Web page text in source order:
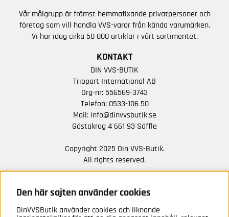
Vår målgrupp är främst hemmafixande privatpersoner och
företag som vill handla VVS-varor från kända varumärken.
Vi har idag cirka 50 000 artiklar i vårt sortimentet.
KONTAKT
DIN VVS-BUTIK
Triopart International AB
Org-nr: 556569-3743
Telefon: 0533-106 50
Mail: info@dinvvsbutik.se
Göstakrog 4 661 93 Säffle
Copyright 2025 Din VVS-Butik.
All rights reserved.
NYHETER FRÅN OSS
Den här sajten använder cookies
DinVVSButik använder cookies och liknande